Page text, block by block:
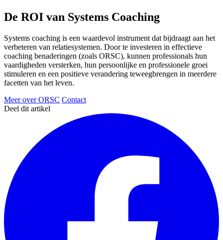
De ROI van Systems Coaching
Systems coaching is een waardevol instrument dat bijdraagt aan het
verbeteren van relatiesystemen. Door te investeren in effectieve
coaching benaderingen (zoals ORSC), kunnen professionals hun
vaardigheden versterken, hun persoonlijke en professionele groei
stimuleren en een positieve verandering teweegbrengen in meerdere
facetten van het leven.
Meer over ORSC Contact
Deel dit artikel